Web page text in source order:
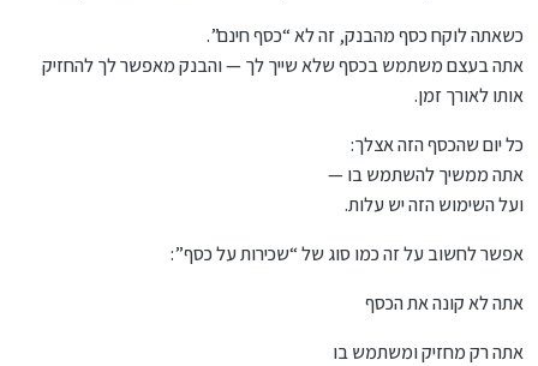
כשאתה לוקח כסף מהבנק, זה לא “כסף חינם”.
אתה בעצם משתמש בכסף שלא שייך לך — והבנק מאפשר לך להחזיק
אותו לאורך זמן.
כל יום שהכסף הזה אצלך:
אתה ממשיך להשתמש בו —
ועל השימוש הזה יש עלות.
אפשר לחשוב על זה כמו סוג של “שכירות על כסף”:
אתה לא קונה את הכסף
אתה רק מחזיק ומשתמש בו